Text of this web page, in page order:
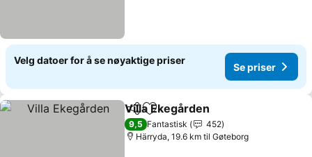
Velg datoer for å se nøyaktige priser
Se priser
Del Legg til i favoritter
Villa Ekegården
9,5 Fantastisk
452
Härryda, 19.6 km til Gøteborg